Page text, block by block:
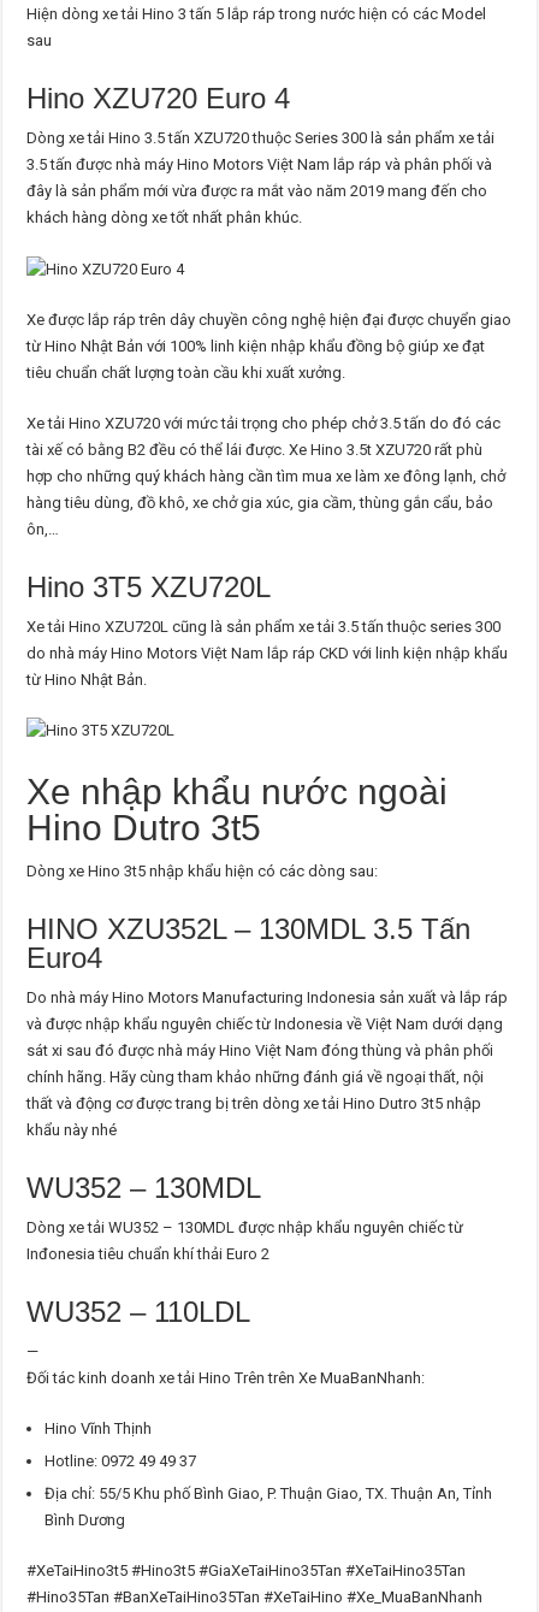
Hiện dòng xe tải Hino 3 tấn 5 lắp ráp trong nước hiện có các Model
sau
Hino XZU720 Euro 4
Dòng xe tải Hino 3.5 tấn XZU720 thuộc Series 300 là sản phẩm xe tải
3.5 tấn được nhà máy Hino Motors Việt Nam lắp ráp và phân phối và
đây là sản phẩm mới vừa được ra mắt vào năm 2019 mang đến cho
khách hàng dòng xe tốt nhất phân khúc.
Xe được lắp ráp trên dây chuyền công nghệ hiện đại được chuyển giao
từ Hino Nhật Bản với 100% linh kiện nhập khẩu đồng bộ giúp xe đạt
tiêu chuẩn chất lượng toàn cầu khi xuất xưởng.
Xe tải Hino XZU720 với mức tải trọng cho phép chở 3.5 tấn do đó các
tài xế có bằng B2 đều có thể lái được. Xe Hino 3.5t XZU720 rất phù
hợp cho những quý khách hàng cần tìm mua xe làm xe đông lạnh, chở
hàng tiêu dùng, đồ khô, xe chở gia xúc, gia cầm, thùng gắn cẩu, bảo
ôn,…
Hino 3T5 XZU720L
Xe tải Hino XZU720L cũng là sản phẩm xe tải 3.5 tấn thuộc series 300
do nhà máy Hino Motors Việt Nam lắp ráp CKD với linh kiện nhập khẩu
từ Hino Nhật Bản.
Xe nhập khẩu nước ngoài
Hino Dutro 3t5
Dòng xe Hino 3t5 nhập khẩu hiện có các dòng sau:
HINO XZU352L – 130MDL 3.5 Tấn
Euro4
Do nhà máy Hino Motors Manufacturing Indonesia sản xuất và lắp ráp
và được nhập khẩu nguyên chiếc từ Indonesia về Việt Nam dưới dạng
sát xi sau đó được nhà máy Hino Việt Nam đóng thùng và phân phối
chính hãng. Hãy cùng tham khảo những đánh giá về ngoại thất, nội
thất và động cơ được trang bị trên dòng xe tải Hino Dutro 3t5 nhập
khẩu này nhé
WU352 – 130MDL
Dòng xe tải WU352 – 130MDL được nhập khẩu nguyên chiếc từ
Inđonesia tiêu chuẩn khí thải Euro 2
WU352 – 110LDL
—
Đối tác kinh doanh xe tải Hino Trên trên Xe MuaBanNhanh:
Hino Vĩnh Thịnh
Hotline: 0972 49 49 37
Địa chỉ: 55/5 Khu phố Bình Giao, P. Thuận Giao, TX. Thuận An, Tỉnh
Bình Dương
#XeTaiHino3t5 #Hino3t5 #GiaXeTaiHino35Tan #XeTaiHino35Tan
#Hino35Tan #BanXeTaiHino35Tan #XeTaiHino #Xe_MuaBanNhanh